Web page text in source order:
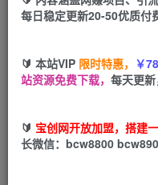
第一部分：社群的底层逻
性、心态与期待、顶层
每日稳定更新20-50优质付
🔰 本站VIP 限时特惠， ￥
站资源免费下载， 每天更新
🔰 宝创网开放加盟，搭建
长微信：bcw8800